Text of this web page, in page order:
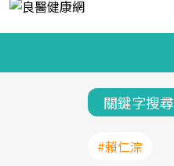
關鍵字搜尋
#賴仁淙